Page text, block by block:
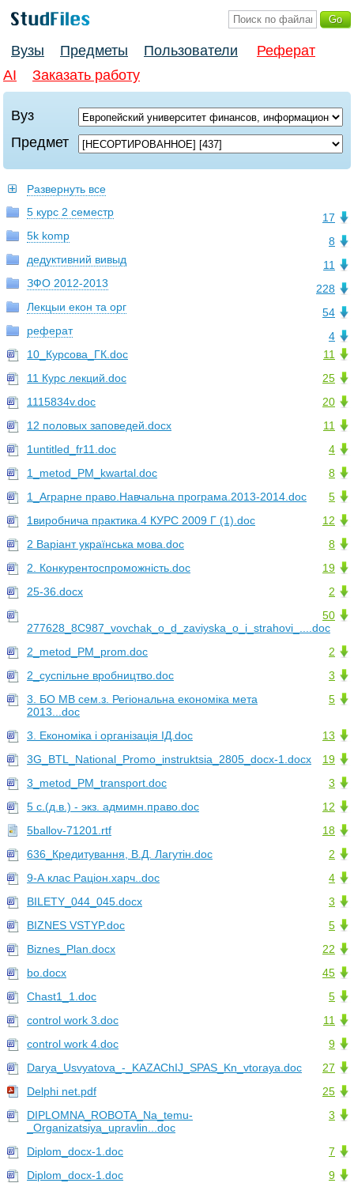
Вузы Предметы Пользователи
Реферат
AI
Заказать работу
Вуз
Предмет
Развернуть все
17
5 курс 2 семестр
8
5k komp
11
дедуктивний вивыд
228
ЗФО 2012-2013
54
Лекцыи екон та орг
4
реферат
11
10_Курсова_ГК.doc
25
11 Курс лекций.doc
20
1115834v.doc
11
12 половых заповедей.docx
4
1untitled_fr11.doc
8
1_metod_PM_kwartal.doc
5
1_Аграрне право.Навчальна програма.2013-2014.doc
12
1виробнича практика.4 КУРС 2009 Г (1).doc
8
2 Варіант українська мова.doc
19
2. Конкурентоспроможність.doc
2
25-36.docx
50
277628_8C987_vovchak_o_d_zaviyska_o_i_strahovi_....doc
2
2_metod_PM_prom.doc
3
2_суспільне вробництво.doc
5
3. БО МВ сем.з. Регіональна економіка мета
2013...doc
13
3. Економіка і організація ІД.doc
19
3G_BTL_National_Promo_instruktsia_2805_docx-1.docx
3
3_metod_PM_transport.doc
12
5 с.(д.в.) - экз. адмимн.право.doc
18
5ballov-71201.rtf
2
636_Кредитування, В.Д. Лагутін.doc
4
9-А клас Раціон.харч..doc
3
BILETY_044_045.docx
5
BIZNES VSTYP.doc
22
Biznes_Plan.docx
45
bo.docx
5
Chast1_1.doc
11
control work 3.doc
9
control work 4.doc
27
Darya_Usvyatova_-_KAZAChIJ_SPAS_Kn_vtoraya.doc
25
Delphi net.pdf
3
DIPLOMNA_ROBOTA_Na_temu-
_Organizatsiya_upravlin...doc
7
Diplom_docx-1.doc
9
Diplom_docx-1.doc